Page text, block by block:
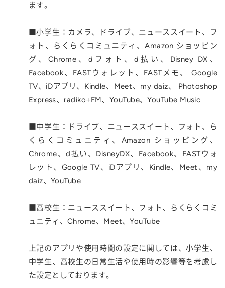
ます。
■小学生：カメラ、ドライブ、ニューススイート、フ
ォト、らくらくコミュニティ、Amazon ショッピン
グ、Chrome、dフォト、d払い、Disney DX、
Facebook、FASTウォレット、FASTメモ、 Google
TV、iDアプリ、Kindle、Meet、my daiz、 Photoshop
Express、radiko+FM、YouTube、YouTube Music
■中学生：ドライブ、ニューススイート、フォト、ら
くらくコミュニティ、Amazon ショッピング、
Chrome、d払い、DisneyDX、Facebook、FASTウォ
レット、Google TV、iDアプリ、Kindle、Meet、my
daiz、YouTube
■高校生：ニューススイート、フォト、らくらくコミ
ュニティ、Chrome、Meet、YouTube
上記のアプリや使用時間の設定に関しては、小学生、
中学生、高校生の日常生活や使用時の影響等を考慮し
た設定としております。